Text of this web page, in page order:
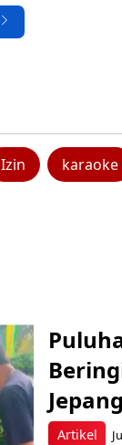
Izin karaoke
Artikel
Jepang